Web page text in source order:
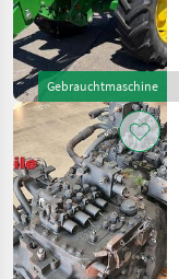
Gebrauchtmaschine